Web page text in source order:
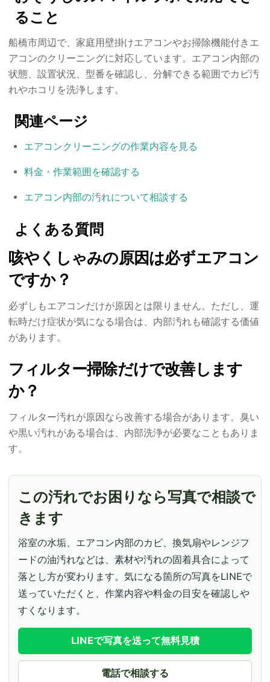
ること
船橋市周辺で、家庭用壁掛けエアコンやお掃除機能付きエ
アコンのクリーニングに対応しています。エアコン内部の
状態、設置状況、型番を確認し、分解できる範囲でカビ汚
れやホコリを洗浄します。
関連ページ
エアコンクリーニングの作業内容を見る
料金・作業範囲を確認する
エアコン内部の汚れについて相談する
よくある質問
咳やくしゃみの原因は必ずエアコン
ですか？
必ずしもエアコンだけが原因とは限りません。ただし、運
転時だけ症状が気になる場合は、内部汚れも確認する価値
があります。
フィルター掃除だけで改善します
か？
フィルター汚れが原因なら改善する場合があります。臭い
や黒い汚れがある場合は、内部洗浄が必要なこともありま
す。
この汚れでお困りなら写真で相談で
きます
浴室の水垢、エアコン内部のカビ、換気扇やレンジフ
ードの油汚れなどは、素材や汚れの固着具合によって
落とし方が変わります。気になる箇所の写真をLINEで
送っていただくと、作業内容や料金の目安を確認しや
すくなります。
LINEで写真を送って無料見積
電話で相談する